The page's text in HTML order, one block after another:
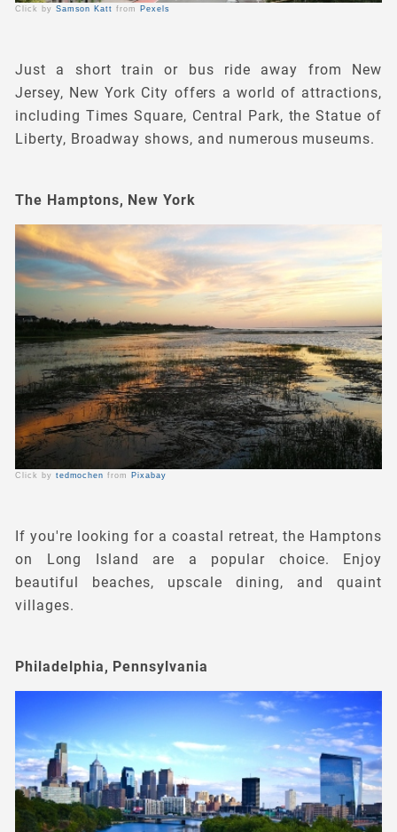
Click by Samson Kattfrom Pexels
Just a short train or bus ride away from New
Jersey, New York City offers a world of attractions,
including Times Square, Central Park, the Statue of
Liberty, Broadway shows, and numerous museums.
Click by tedmochenfrom Pixabay
The Hamptons, New York
If you're looking for a coastal retreat, the Hamptons
on Long Island are a popular choice. Enjoy
beautiful beaches, upscale dining, and quaint
villages.
Philadelphia, Pennsylvania